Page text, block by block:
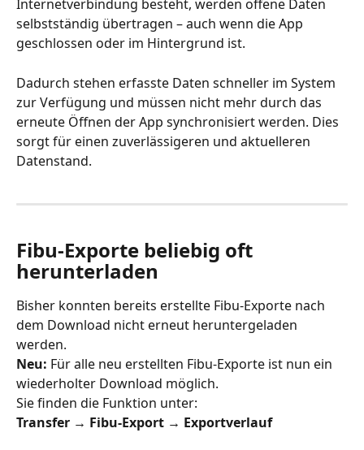
Internetverbindung besteht, werden offene Daten
selbstständig übertragen – auch wenn die App
geschlossen oder im Hintergrund ist.
Dadurch stehen erfasste Daten schneller im System
zur Verfügung und müssen nicht mehr durch das
erneute Öffnen der App synchronisiert werden. Dies
sorgt für einen zuverlässigeren und aktuelleren
Datenstand.
Fibu-Exporte beliebig oft
herunterladen
Bisher konnten bereits erstellte Fibu-Exporte nach
dem Download nicht erneut heruntergeladen
werden.
Neu: Für alle neu erstellten Fibu-Exporte ist nun ein
wiederholter Download möglich.
Sie finden die Funktion unter:
Transfer → Fibu-Export → Exportverlauf